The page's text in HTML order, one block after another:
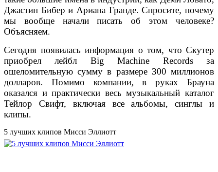
Джастин Бибер и Ариана Гранде. Спросите, почему
мы вообще начали писать об этом человеке?
Объясняем.
Сегодня появилась информация о том, что Скутер
приобрел лейбл Big Machine Records за
ошеломительную сумму в размере 300 миллионов
долларов. Помимо компании, в руках Брауна
оказался и практически весь музыкальный каталог
Тейлор Свифт, включая все альбомы, синглы и
клипы.
5 лучших клипов Мисси Эллиотт